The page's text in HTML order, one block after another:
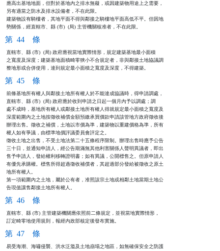
應高出基地地面，但對於基地內之排水無礙，或因建築物用途上之需要，
另有適當之防水及排水設備者，不在此限。
建築物設有騎樓者，其地平面不得與鄰接之騎樓地平面高低不平。但因地
勢關係，經直轄市、縣 (市)  (局) 主管機關核准者，不在此限。
第 44 條
直轄市、縣 (市)  (局) 政府應視當地實際情形，規定建築基地最小面積
之寬度及深度；建築基地面積畸零狹小不合規定者，非與鄰接土地協議調
整地形或合併使用，達到規定最小面積之寬度及深度，不得建築。
第 45 條
前條基地所有權人與鄰接土地所有權人於不能達成協議時，得申請調處，
直轄市、縣 (市)  (局) 政府應於收到申請之日起一個月內予以調處；調
處不成時，基地所有權人或鄰接土地所有權人得就規定最小面積之寬度及
深度範圍內之土地按徵收補償金額預繳承買價款申請該管地方政府徵收後
辦理出售。徵收之補償，土地以市價為準，建築物以重建價格為準，所有
權人如有爭議，由標準地價評議委員會評定之。
徵收土地之出售，不受土地法第二十五條程序限制。辦理出售時應予公告
三十日，並通知申請人，經公告期滿無其他利害關係人聲明異議者，即出
售予申請人，發給權利移轉證明書；如有異議，公開標售之。但原申請人
有優先承購權。標售所得超過徵收補償者，其超過部分發給被徵收之原土
地所有權人。
第一項範圍內之土地，屬於公有者，准照該宗土地或相鄰土地當期土地公
告現值讓售鄰接土地所有權人。
第 46 條
直轄市、縣 (市) 主管建築機關應依照前二條規定，並視當地實際情形，
訂定畸零地使用規則，報經內政部核定後發布實施。
第 47 條
易受海潮、海嘯侵襲、洪水泛濫及土地崩塌之地區，如無確保安全之防護